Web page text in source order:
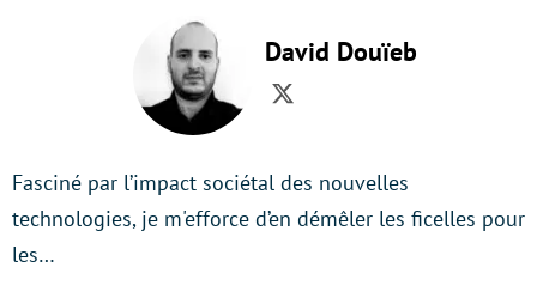
David Douïeb
Twitter
Fasciné par l’impact sociétal des nouvelles
technologies, je m'efforce d’en démêler les ficelles pour
les…